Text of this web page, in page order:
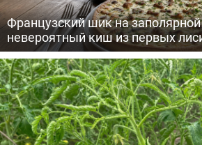
Французский шик на
невероятный киш из первых